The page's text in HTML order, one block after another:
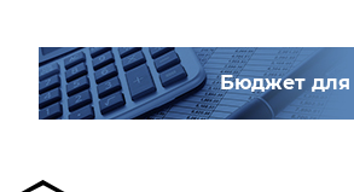
Бюджет для